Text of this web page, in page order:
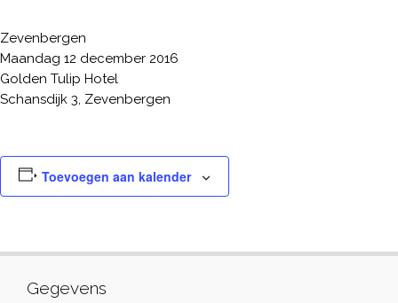
Zevenbergen
Maandag 12 december 2016
Golden Tulip Hotel
Schansdijk 3, Zevenbergen
Toevoegen aan kalender
Gegevens